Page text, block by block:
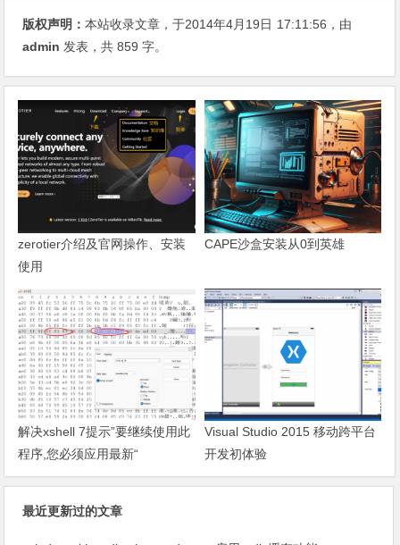
版权声明：本站收录文章，于2014年4月19日 17:11:56 ，由
admin 发表，共 859 字。
zerotier介绍及官网操作、安装
使用
CAPE沙盒安装从0到英雄
解决xshell 7提示”要继续使用此
程序,您必须应用最新“
Visual Studio 2015 移动跨平台
开发初体验
最近更新过的文章